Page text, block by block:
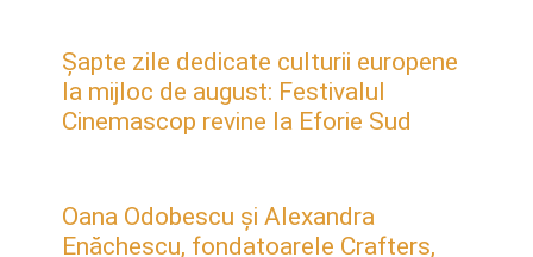
Șapte zile dedicate culturii europene
la mijloc de august: Festivalul
Cinemascop revine la Eforie Sud
Oana Odobescu și Alexandra
Enăchescu, fondatoarele Crafters,